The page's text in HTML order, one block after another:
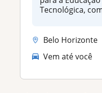
Tecnológica,
Belo Horizonte
Vem até você